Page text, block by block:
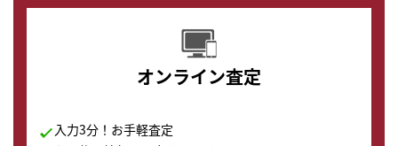
オンライン査定
入力3分！お手軽査定